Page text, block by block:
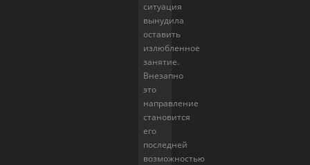
ситуация
вынудила
оставить
излюбленное
занятие.
Внезапно
это
направление
становится
его
последней
возможностью